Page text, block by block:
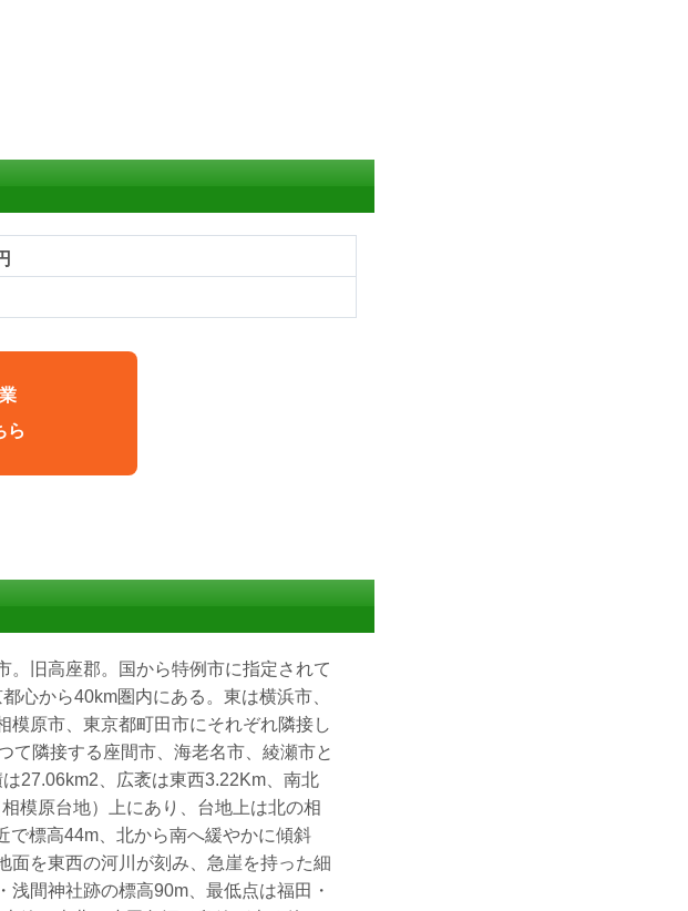
ら
。旧高座郡。国から特例市に指定されて
から40km圏内にある。東は横浜市、
模原市、東京都町田市にそれぞれ隣接し
て隣接する座間市、海老名市、綾瀬市と
27.06km2、広袤は東西3.22Km、南北
模原台地）上にあり、台地上は北の相
で標高44m、北から南へ緩やかに傾斜
面を東西の河川が刻み、急崖を持った細
間神社跡の標高90m、最低点は福田・